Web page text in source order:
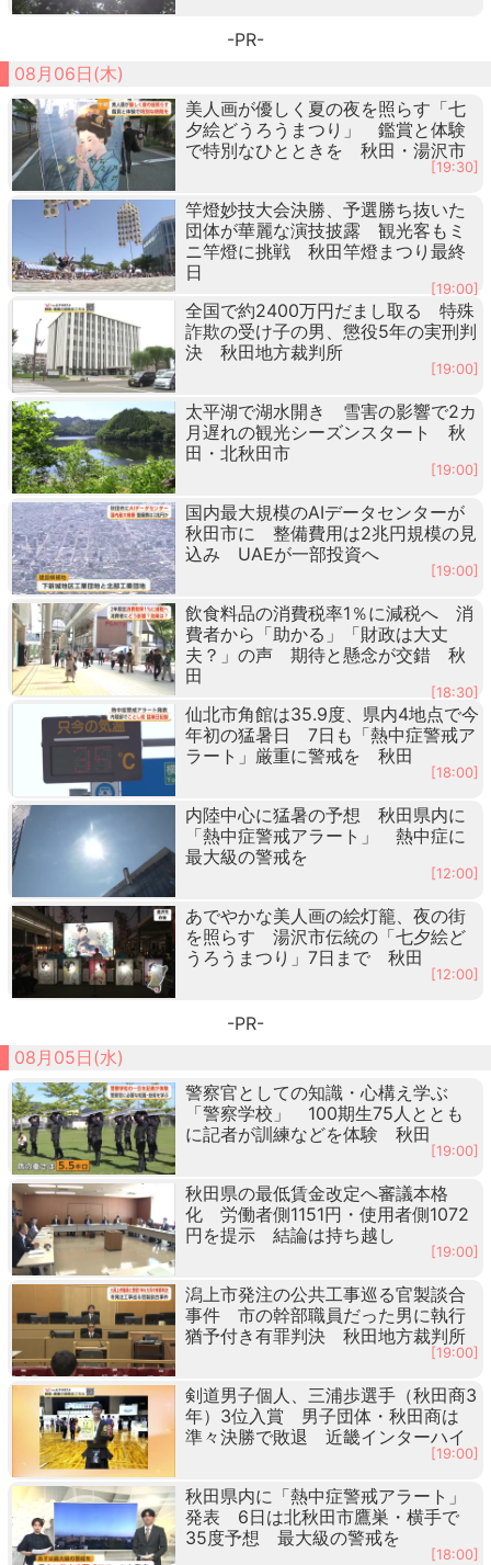
-PR-
08月06日(木)
美人画が優しく夏の夜を照らす「七
夕絵どうろうまつり」 鑑賞と体験
で特別なひとときを 秋田・湯沢市
[19:30]
竿燈妙技大会決勝、予選勝ち抜いた
団体が華麗な演技披露 観光客もミ
ニ竿燈に挑戦 秋田竿燈まつり最終
日
[19:00]
全国で約2400万円だまし取る 特殊
詐欺の受け子の男、懲役5年の実刑判
決 秋田地方裁判所
[19:00]
太平湖で湖水開き 雪害の影響で2カ
月遅れの観光シーズンスタート 秋
田・北秋田市
[19:00]
国内最大規模のAIデータセンターが
秋田市に 整備費用は2兆円規模の見
込み UAEが一部投資へ
[19:00]
飲食料品の消費税率1％に減税へ 消
費者から「助かる」「財政は大丈
夫？」の声 期待と懸念が交錯 秋
田
[18:30]
仙北市角館は35.9度、県内4地点で今
年初の猛暑日 7日も「熱中症警戒ア
ラート」厳重に警戒を 秋田
[18:00]
内陸中心に猛暑の予想 秋田県内に
「熱中症警戒アラート」 熱中症に
最大級の警戒を
[12:00]
あでやかな美人画の絵灯籠、夜の街
を照らす 湯沢市伝統の「七夕絵ど
うろうまつり」7日まで 秋田
[12:00]
-PR-
08月05日(水)
警察官としての知識・心構え学ぶ
「警察学校」 100期生75人ととも
に記者が訓練などを体験 秋田
[19:00]
秋田県の最低賃金改定へ審議本格
化 労働者側1151円・使用者側1072
円を提示 結論は持ち越し
[19:00]
潟上市発注の公共工事巡る官製談合
事件 市の幹部職員だった男に執行
猶予付き有罪判決 秋田地方裁判所
[19:00]
剣道男子個人、三浦歩選手（秋田商3
年）3位入賞 男子団体・秋田商は
準々決勝で敗退 近畿インターハイ
[19:00]
秋田県内に「熱中症警戒アラート」
発表 6日は北秋田市鷹巣・横手で
35度予想 最大級の警戒を
[18:00]